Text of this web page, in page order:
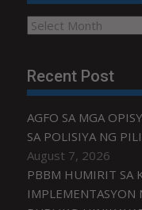
Archives
Recent Post
AGFO SA MGA
SA POLISIYA NG
August 7, 2026
PBBM HUMIRIT SA
IMPLEMENTASYON